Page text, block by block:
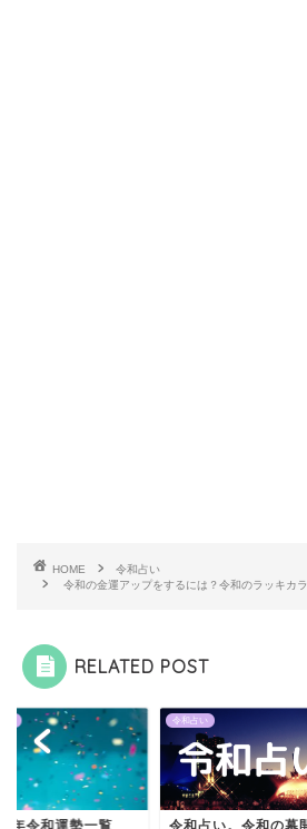
HOME
令和占い
令和の金運アップをするには？令和のラッキカ
RELATED POST
年令和運勢一覧
令和占い
令和占い。令和の幕